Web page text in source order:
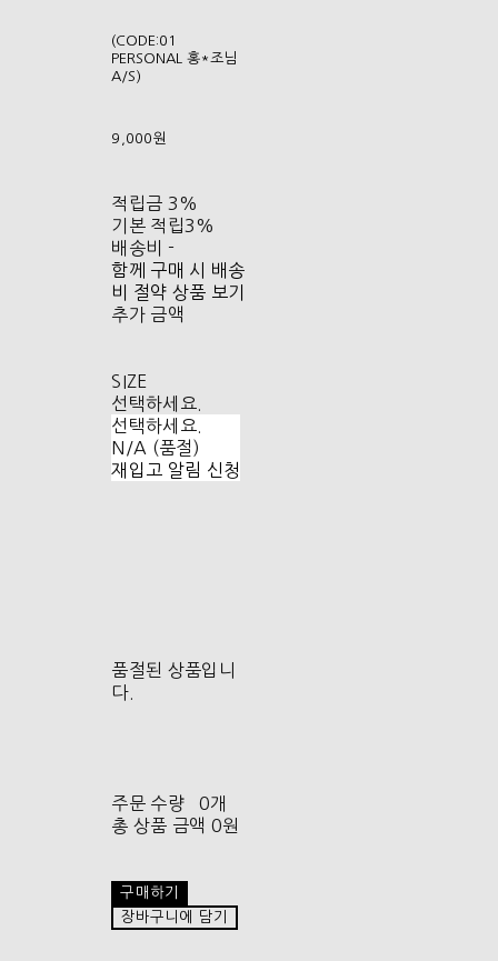
(CODE:01
PERSONAL 홍*조님
A/S)
9,000원
적립금 3%
기본 적립3%
배송비 -
함께 구매 시 배송
비 절약 상품 보기
추가 금액
SIZE
선택하세요.
선택하세요.
N/A (품절)
재입고 알림 신청
품절된 상품입니
다.
주문 수량
0개
총 상품 금액 0원
구매하기
장바구니에 담기